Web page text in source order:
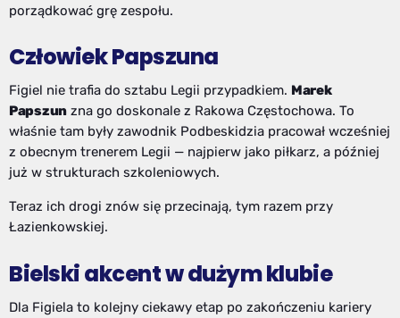
porządkować grę zespołu.
Człowiek Papszuna
Figiel nie trafia do sztabu Legii przypadkiem. Marek
Papszunzna go doskonale z Rakowa Częstochowa. To
właśnie tam były zawodnik Podbeskidzia pracował wcześniej
z obecnym trenerem Legii — najpierw jako piłkarz, a później
już w strukturach szkoleniowych.
Teraz ich drogi znów się przecinają, tym razem przy
Łazienkowskiej.
Bielski akcent w dużym klubie
Dla Figiela to kolejny ciekawy etap po zakończeniu kariery